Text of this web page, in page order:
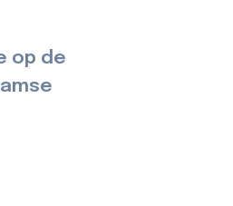
op de